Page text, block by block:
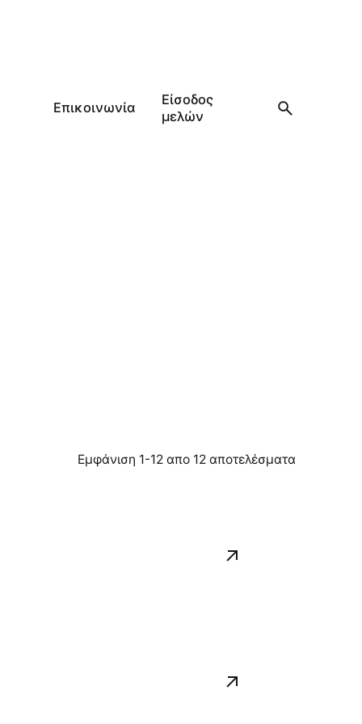
Επικοινωνία
Είσοδος
μελών
Εμφάνιση 1-12 απο 12 αποτελέσματα